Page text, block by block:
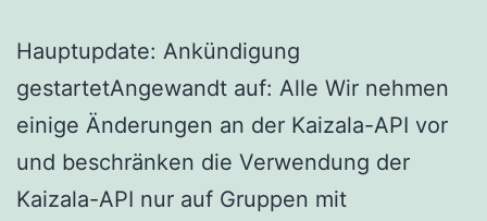
Hauptupdate: Ankündigung
gestartetAngewandt auf: Alle Wir nehmen
einige Änderungen an der Kaizala-API vor
und beschränken die Verwendung der
Kaizala-API nur auf Gruppen mit